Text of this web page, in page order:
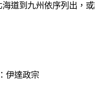
海道到九州依序列出，
伊達政宗